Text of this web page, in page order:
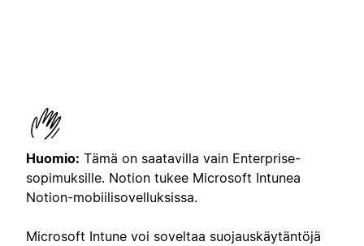
Huomio: Tämä on saatavilla vain Enterprise-
sopimuksille. Notion tukee Microsoft Intunea
Notion-mobiilisovelluksissa.
Microsoft Intune voi soveltaa suojauskäytäntöjä